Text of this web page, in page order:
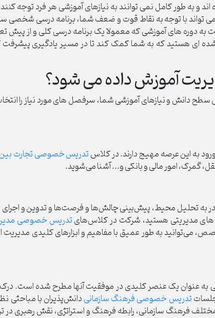
به طور کامل نمی توانند به نیازهای آموزشی هر فرد توجه کنند.
با توجه به نقاط قوت و ضعف شما، برنامه درسی شخصی
به دوره های آموزشی که معمولا یک برنامه درسی کلی و از پیش
ای هستید که به شما کمک کند تا در مسیر یادگیری پیشرفت
آموزش داده می شود؟
و نیازهای آموزشی شما، سرفصل های مورد نیاز را
به این عرصه مهیج دارند. در کلاستدریس خصوصی تجارت
گمرک، امور مالی و بانکی و... آشنا می‌شوید.
قادر به تحلیل محیط، پیش‌بینی چالش‌ها و فرصت‌ها و تدوین و
های مدیریتی هستید، شرکت در کلاس‌هایتدریس خصوصی
به طور عمیق‌ با مفاهیم و ابزارهای کلیدی مدیریت
به عنوان یک عنصر کلیدی در موفقیت آنها مطرح شده است.
جلساتتدریس خصوصی فرهنگ سازمانی دانش‌پذیران با مباحثی
فرهنگ سازمانی، رابطه فرهنگ و استراتژی، نقش رهبری